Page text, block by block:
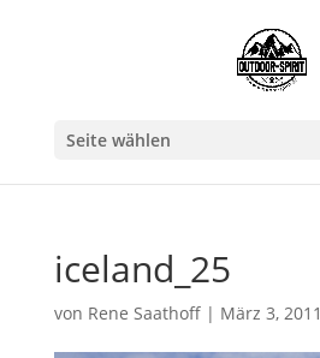
Seite wählen
iceland_25
von Rene Saathoff| März 3, 2011